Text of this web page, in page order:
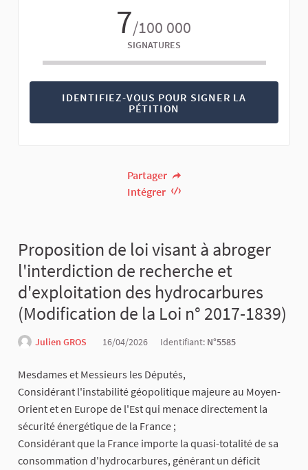
7/100 000
SIGNATURES
IDENTIFIEZ-VOUS POUR SIGNER LA
PÉTITION
Partager
Intégrer
Proposition de loi visant à abroger
l'interdiction de recherche et
d'exploitation des hydrocarbures
(Modification de la Loi n° 2017-1839)
Julien GROS 16/04/2026 Identifiant: N°5585
Mesdames et Messieurs les Députés,
​Considérant l'instabilité géopolitique majeure au Moyen-
Orient et en Europe de l'Est qui menace directement la
sécurité énergétique de la France ;
​Considérant que la France importe la quasi-totalité de sa
consommation d'hydrocarbures, générant un déficit